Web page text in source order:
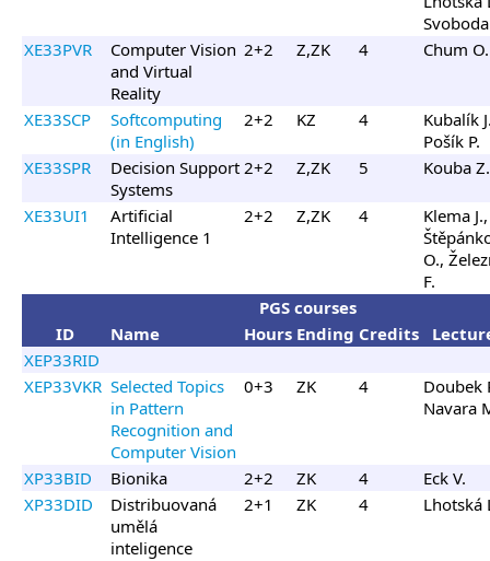
XE33PVR
Computer Vision
and Virtual
Reality
2+2 Z,ZK 4 Chum O.
XE33SCP
Softcomputing
(in English)
2+2 KZ 4
Kubalík
Pošík P.
XE33SPR
Decision Support
Systems
2+2 Z,ZK 5 Kouba Z.
XE33UI1
Artificial
Intelligence 1
2+2 Z,ZK 4
Klema J.,
O.,
F.
PGS courses
ID
Name Hours Ending Credits
XEP33RID
XEP33VKR Selected Topics
in Pattern
Recognition and
Computer Vision
0+3 ZK 4
Doubek
Navara
XP33BID Bionika 2+2 ZK 4
Eck V.
XP33DID
Distribuovaná
umělá
inteligence
2+1 ZK 4 Lhotská